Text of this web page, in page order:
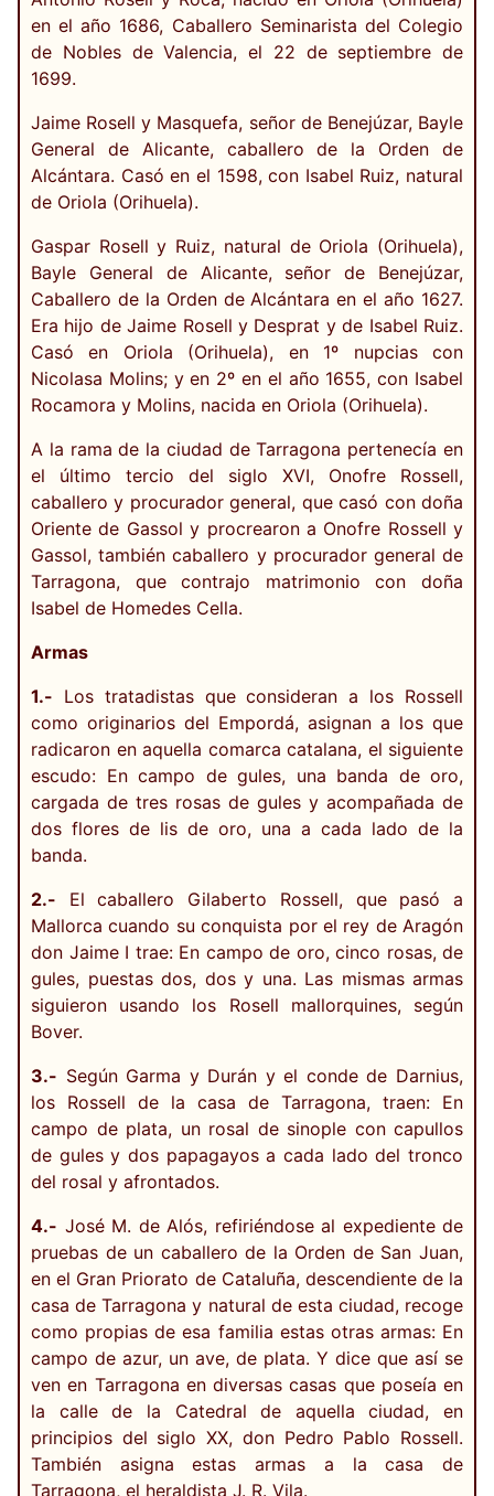
en el año 1686, Caballero Seminarista del Colegio
de Nobles de Valencia, el 22 de septiembre de
1699.
Jaime Rosell y Masquefa, señor de Benejúzar, Bayle
General de Alicante, caballero de la Orden de
Alcántara. Casó en el 1598, con Isabel Ruiz, natural
de Oriola (Orihuela).
Gaspar Rosell y Ruiz, natural de Oriola (Orihuela),
Bayle General de Alicante, señor de Benejúzar,
Caballero de la Orden de Alcántara en el año 1627.
Era hijo de Jaime Rosell y Desprat y de Isabel Ruiz.
Casó en Oriola (Orihuela), en 1º nupcias con
Nicolasa Molins; y en 2º en el año 1655, con Isabel
Rocamora y Molins, nacida en Oriola (Orihuela).
A la rama de la ciudad de Tarragona pertenecía en
el último tercio del siglo XVI, Onofre Rossell,
caballero y procurador general, que casó con doña
Oriente de Gassol y procrearon a Onofre Rossell y
Gassol, también caballero y procurador general de
Tarragona, que contrajo matrimonio con doña
Isabel de Homedes Cella.
Armas
1.- Los tratadistas que consideran a los Rossell
como originarios del Empordá, asignan a los que
radicaron en aquella comarca catalana, el siguiente
escudo: En campo de gules, una banda de oro,
cargada de tres rosas de gules y acompañada de
dos flores de lis de oro, una a cada lado de la
banda.
2.- El caballero Gilaberto Rossell, que pasó a
Mallorca cuando su conquista por el rey de Aragón
don Jaime I trae: En campo de oro, cinco rosas, de
gules, puestas dos, dos y una. Las mismas armas
siguieron usando los Rosell mallorquines, según
Bover.
3.- Según Garma y Durán y el conde de Darnius,
los Rossell de la casa de Tarragona, traen: En
campo de plata, un rosal de sinople con capullos
de gules y dos papagayos a cada lado del tronco
del rosal y afrontados.
4.- José M. de Alós, refiriéndose al expediente de
pruebas de un caballero de la Orden de San Juan,
en el Gran Priorato de Cataluña, descendiente de la
casa de Tarragona y natural de esta ciudad, recoge
como propias de esa familia estas otras armas: En
campo de azur, un ave, de plata. Y dice que así se
ven en Tarragona en diversas casas que poseía en
la calle de la Catedral de aquella ciudad, en
principios del siglo XX, don Pedro Pablo Rossell.
También asigna estas armas a la casa de
Tarragona, el heraldista J. R. Vila.